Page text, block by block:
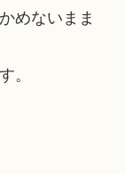
めないまま
。